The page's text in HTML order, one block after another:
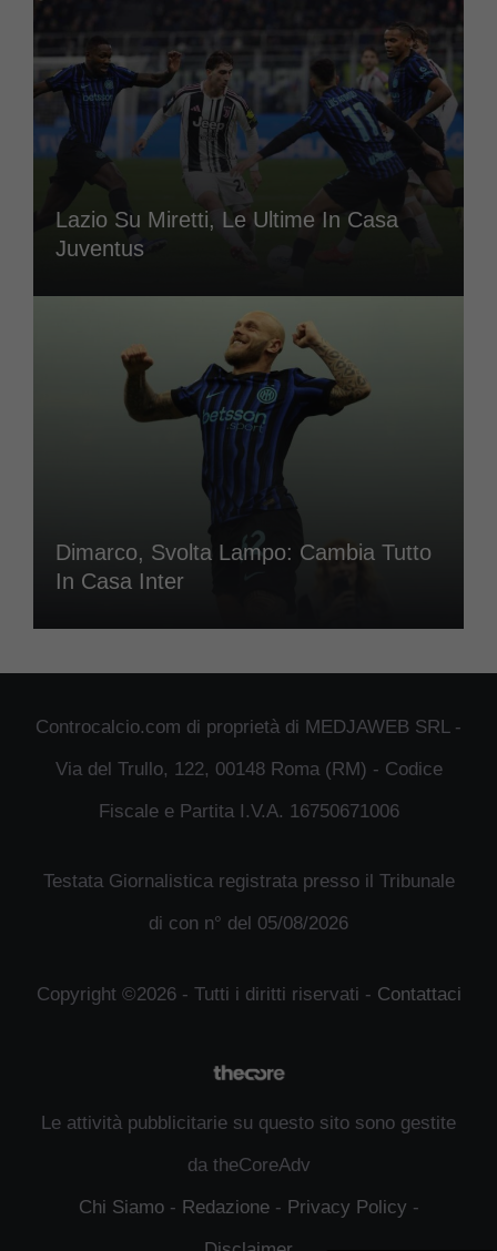
Lazio Su Miretti, Le Ultime In Casa
Juventus
Dimarco, Svolta Lampo: Cambia Tutto
In Casa Inter
Controcalcio.com di proprietà di MEDJAWEB SRL -
Via del Trullo, 122, 00148 Roma (RM) - Codice
Fiscale e Partita I.V.A. 16750671006
Testata Giornalistica registrata presso il Tribunale
di con n° del 05/08/2026
Copyright ©2026 - Tutti i diritti riservati - Contattaci
Le attività pubblicitarie su questo sito sono gestite
da theCoreAdv
Chi Siamo- Redazione- Privacy Policy -